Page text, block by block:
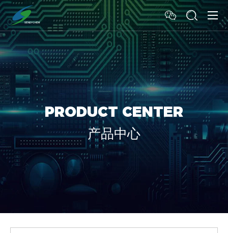
PRODUCT CENTER
产品中心